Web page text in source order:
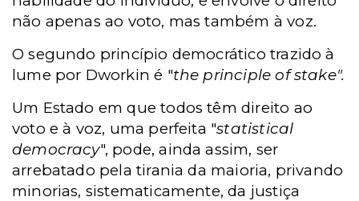
não apenas ao voto, mas também à voz.
O segundo princípio democrático trazido à
lume por Dworkin é "the principle of stake".
Um Estado em que todos têm direito ao
voto e à voz, uma perfeita "statistical
democracy", pode, ainda assim, ser
arrebatado pela tirania da maioria, privando
minorias, sistematicamente, da justiça